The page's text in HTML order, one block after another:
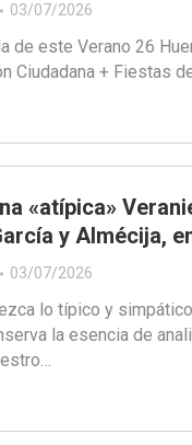
03/07/2026
de este Verano 26
Ciudadana + Fiestas
«atípica»
y Almécija,
03/07/2026
lo típico y
la esencia de